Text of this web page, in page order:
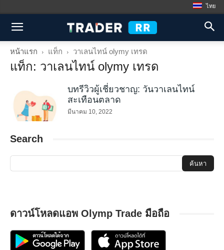
ไทย
หน้าแรก แท็ก วาเลนไทน์ olymy เทรด
แท็ก: วาเลนไทน์ olymy เทรด
บทรีวิวผู้เชี่ยวชาญ: วันวาเลนไทน์
สะเทือนตลาด
มีนาคม 10, 2022
Search
ดาวน์โหลดแอพ Olymp Trade มือถือ